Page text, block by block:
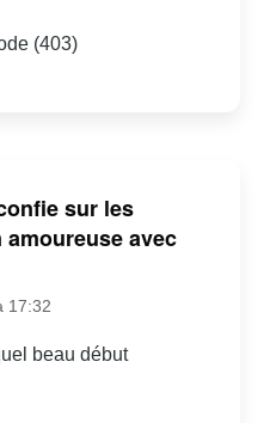
(403)
sur les
avec
17:32
beau début